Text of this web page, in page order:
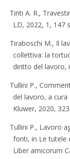
Tinti A. R.,
LD, 2022, 1, 147
Tiraboschi M., Il
collettiva: la
diritto del lavoro,
Tullini P.,
del lavoro, a cura
Kluwer, 2020,
Tullini P., Lavoro
fonti, in Le tutele
Liber amicorum